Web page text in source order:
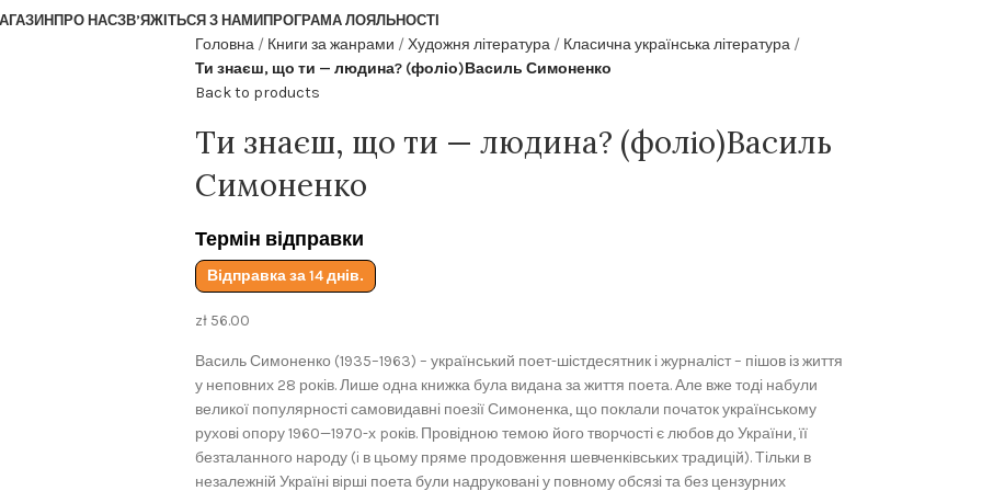
ПРО НАСЗВ’ЯЖІТЬСЯ З НАМИ ПРОГРАМА ЛОЯЛЬНОСТІ
Головна Книги за жанрами Художня література
Класична українська література
Ти знаєш, що ти — людина? (фоліо)Василь Симоненко
Back to products
Ти знаєш, що ти — людина? (фоліо)Василь
Симоненко
Термін відправки
Відправка за 14 днів.
zł56.00
Василь Симоненко (1935–1963) – український поет-шістдесятник і журналіст – пішов із життя
у неповних 28 років. Лише одна книжка була видана за життя поета. Але вже тоді набули
великої популярності самовидавні поезії Симоненка, що поклали початок українському
рухові опору 1960—1970-х pоків. Провідною темою його творчості є любов до України, її
безталанного народу (i в цьому пряме продовження шевченкiвських традицiй). Тільки в
незалежній Україні вiршi поета були надруковані у повному обсязі та без цензурних